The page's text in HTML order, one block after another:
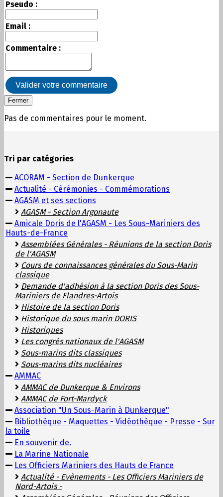
Pseudo :
Email :
Commentaire :
Valider votre commentaire
Fermer
Pas de commentaires pour le moment.
Tri par catégories
ACORAM - Section de Dunkerque
Actualité - Cérémonies - Commémorations
AGASM et ses sections
AGASM - Section Argonaute
Amicale Doris de l'AGASM - Les Sous-Mariniers des
Hauts-de-France
Assemblées Générales - Réunions de la section Doris
de l'AGASM
Cours de connaissances générales du Sous-Marin
classique
Demande d'adhésion à la section Doris des Sous-
Mariniers de Flandres-Artois
Histoire de la section Doris
Historique du sous marin DORIS
Historiques
Les congrès nationaux de l'AGASM
Sous-marins dits classiques
Sous-marins dits nucléaires
AMMAC
AMMAC de Dunkerque & Environs
AMMAC de Fort-Mardyck
Association "Un Sous-Marin à Dunkerque"
Bibliothèque - Maquettes - Vidéothèque - Presse - Sur
la toile
En souvenir de.
La Marine Nationale
Les Officiers Mariniers des Hauts de France
Actualité - Evènements - Les Officiers Mariniers de
Nord-Artois -